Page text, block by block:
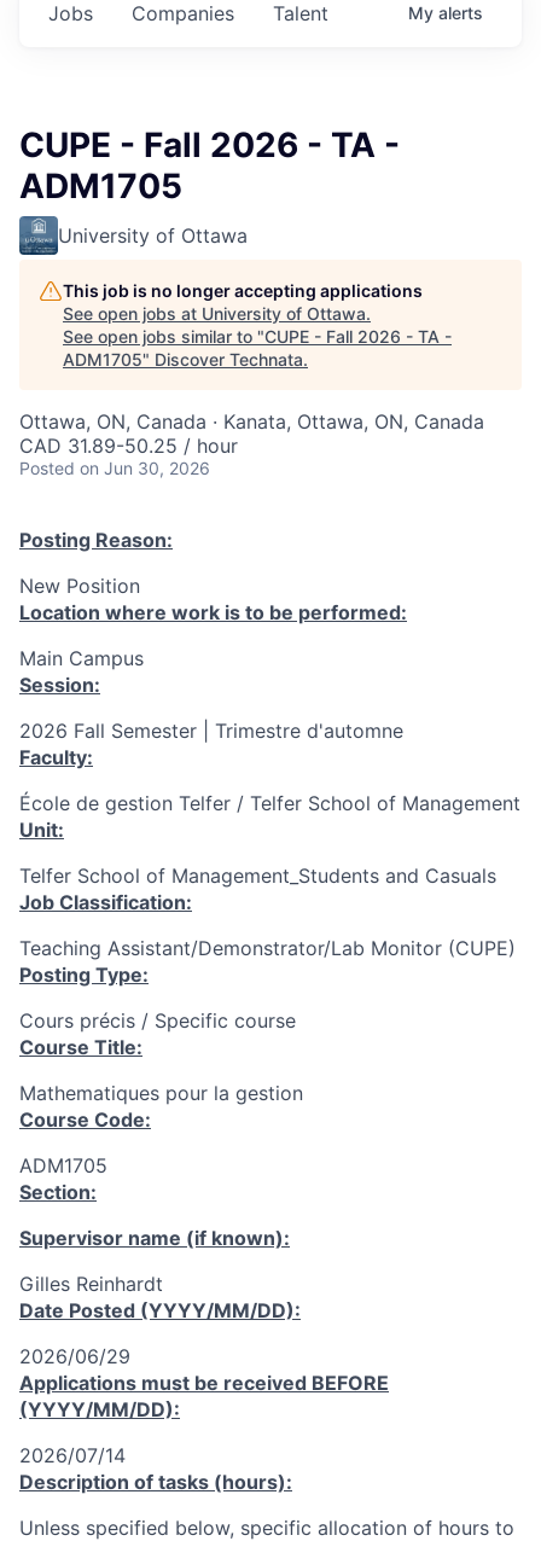
Jobs Companies Talent My alerts
CUPE - Fall 2026 - TA -
ADM1705
University of Ottawa
This job is no longer accepting applications
See open jobs at University of Ottawa.
See open jobs similar to "CUPE - Fall 2026 - TA -
ADM1705" Discover Technata.
Ottawa, ON, Canada · Kanata, Ottawa, ON, Canada
CAD 31.89-50.25 / hour
Posted on Jun 30, 2026
Posting Reason:
New Position
Location where work is to be performed:
Main Campus
Session:
2026 Fall Semester | Trimestre d'automne
Faculty:
École de gestion Telfer / Telfer School of Management
Unit:
Telfer School of Management_Students and Casuals
Job Classification:
Teaching Assistant/Demonstrator/Lab Monitor (CUPE)
Posting Type:
Cours précis / Specific course
Course Title:
Mathematiques pour la gestion
Course Code:
ADM1705
Section:
Supervisor name (if known):
Gilles Reinhardt
Date Posted (YYYY/MM/DD):
2026/06/29
Applications must be received BEFORE
(YYYY/MM/DD):
2026/07/14
Description of tasks (hours):
Unless specified below, specific allocation of hours to